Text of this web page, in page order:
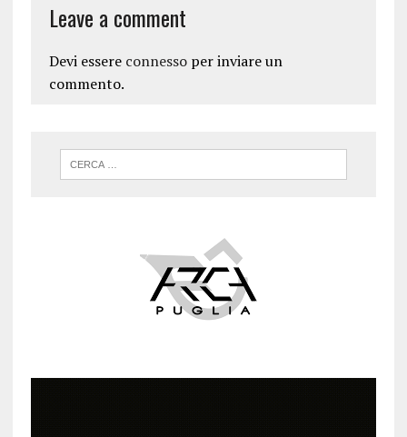
Leave a comment
Devi essere connessoper inviare un
commento.